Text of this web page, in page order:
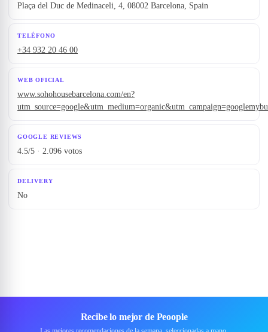
Plaça del Duc de Medinaceli, 4, 08002 Barcelona, Spain
TELÉFONO
+34 932 20 46 00
WEB OFICIAL
www.sohohousebarcelona.com/en?
GOOGLE REVIEWS
4.5/5 · 2.096 votos
DELIVERY
No
Recibe lo mejor de Peoople